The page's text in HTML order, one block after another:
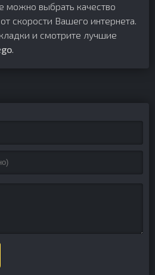
можно выбрать качество
скорости Вашего интернета.
и смотрите лучшие
.